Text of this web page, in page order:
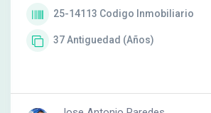
25-14113 Codigo Inmobiliario
37Antiguedad (Años)